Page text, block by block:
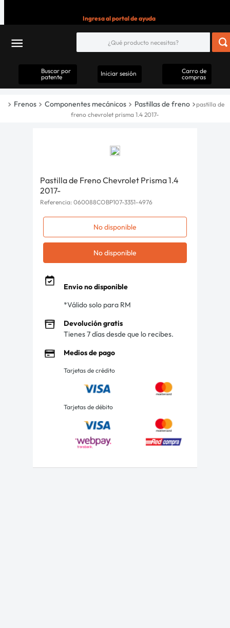
Ingresa al portal de ayuda
Buscar por
patente
Iniciar sesión
Carro de
compras
Frenos Componentes mecánicos Pastillas de freno
pastilla de
freno chevrolet prisma 1.4 2017-
Pastilla de Freno Chevrolet Prisma 1.4
2017-
Referencia: 060088COBP107-3351-4976
No disponible
No disponible
Envio no disponible
*Válido solo para RM
Devolución gratis
Tienes 7 días desde que lo recibes.
Medios de pago
Tarjetas de crédito
Tarjetas de débito